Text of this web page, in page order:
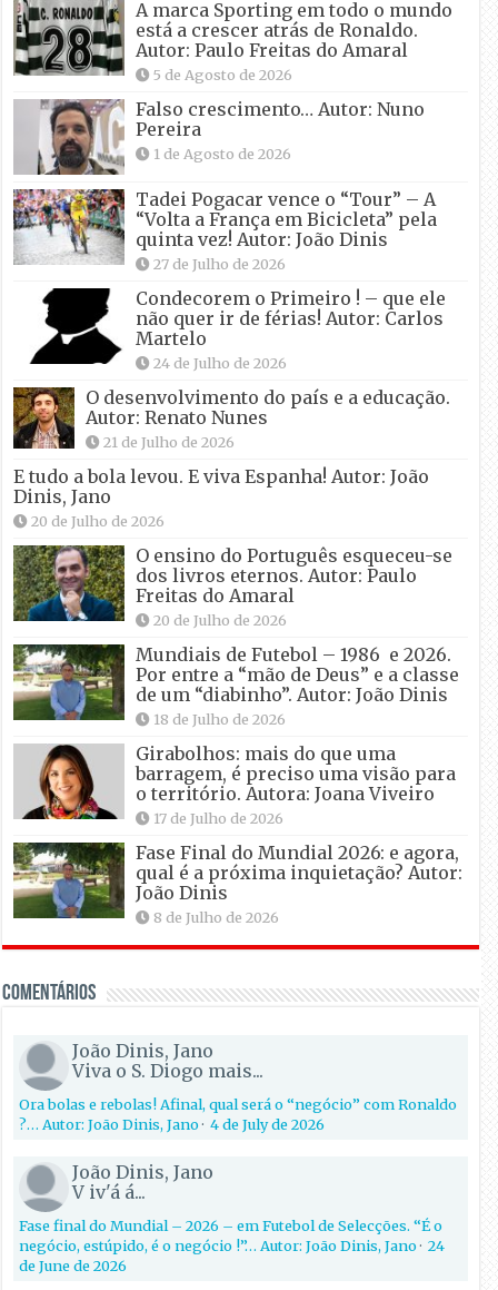
A marca Sporting em todo o mundo
está a crescer atrás de Ronaldo.
Autor: Paulo Freitas do Amaral
5 de Agosto de 2026
Falso crescimento… Autor: Nuno
Pereira
1 de Agosto de 2026
Tadei Pogacar vence o “Tour” – A
“Volta a França em Bicicleta” pela
quinta vez! Autor: João Dinis
27 de Julho de 2026
Condecorem o Primeiro ! – que ele
não quer ir de férias! Autor: Carlos
Martelo
24 de Julho de 2026
O desenvolvimento do país e a educação.
Autor: Renato Nunes
21 de Julho de 2026
E tudo a bola levou. E viva Espanha! Autor: João
Dinis, Jano
20 de Julho de 2026
O ensino do Português esqueceu-se
dos livros eternos. Autor: Paulo
Freitas do Amaral
20 de Julho de 2026
Mundiais de Futebol – 1986 e 2026.
Por entre a “mão de Deus” e a classe
de um “diabinho”. Autor: João Dinis
18 de Julho de 2026
Girabolhos: mais do que uma
barragem, é preciso uma visão para
o território. Autora: Joana Viveiro
17 de Julho de 2026
Fase Final do Mundial 2026: e agora,
qual é a próxima inquietação? Autor:
João Dinis
8 de Julho de 2026
Comentários
João Dinis, Jano
Viva o S. Diogo mais...
Ora bolas e rebolas! Afinal, qual será o “negócio” com Ronaldo
?… Autor: João Dinis, Jano·4 de July de 2026
João Dinis, Jano
V iv'á á...
Fase final do Mundial – 2026 – em Futebol de Selecções. “É o
negócio, estúpido, é o negócio !”… Autor: João Dinis, Jano·24
de June de 2026